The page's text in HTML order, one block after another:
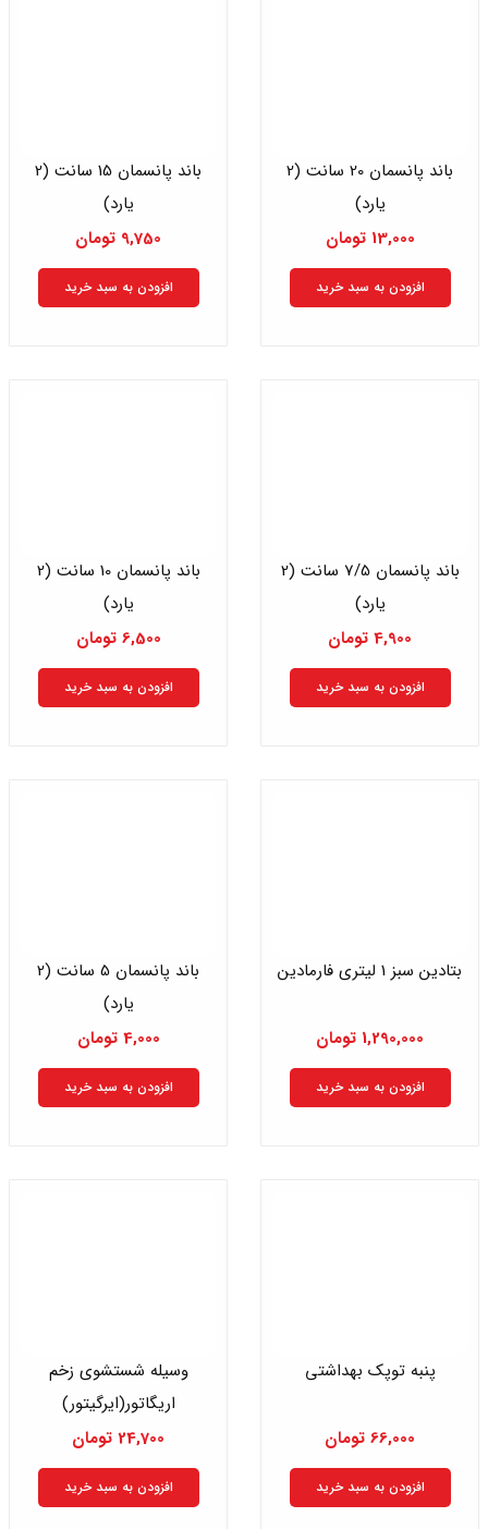
باند پانسمان 20 سانت (2
یارد)
13,000 تومان
افزودن به سبد خرید
باند پانسمان 15 سانت (2
یارد)
9,750 تومان
افزودن به سبد خرید
باند پانسمان 7/5 سانت (2
یارد)
4,900 تومان
افزودن به سبد خرید
باند پانسمان 10 سانت (2
یارد)
6,500 تومان
افزودن به سبد خرید
بتادین سبز 1 لیتری فارمادین
1,290,000 تومان
افزودن به سبد خرید
باند پانسمان 5 سانت (2
یارد)
4,000 تومان
افزودن به سبد خرید
پنبه توپک بهداشتی
66,000 تومان
افزودن به سبد خرید
وسیله شستشوی زخم
اریگاتور(ایرگیتور)
24,700 تومان
افزودن به سبد خرید